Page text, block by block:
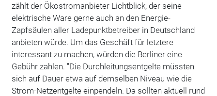
zählt der Ökostromanbieter Lichtblick, der seine
elektrische Ware gerne auch an den Energie-
Zapfsäulen aller Ladepunktbetreiber in Deutschland
anbieten würde. Um das Geschäft für letztere
interessant zu machen, würden die Berliner eine
Gebühr zahlen. "Die Durchleitungsentgelte müssten
sich auf Dauer etwa auf demselben Niveau wie die
Strom-Netzentgelte einpendeln. Da sollten aktuell rund